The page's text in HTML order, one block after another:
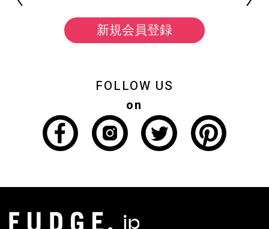
新規会員登録
FOLLOW US
on